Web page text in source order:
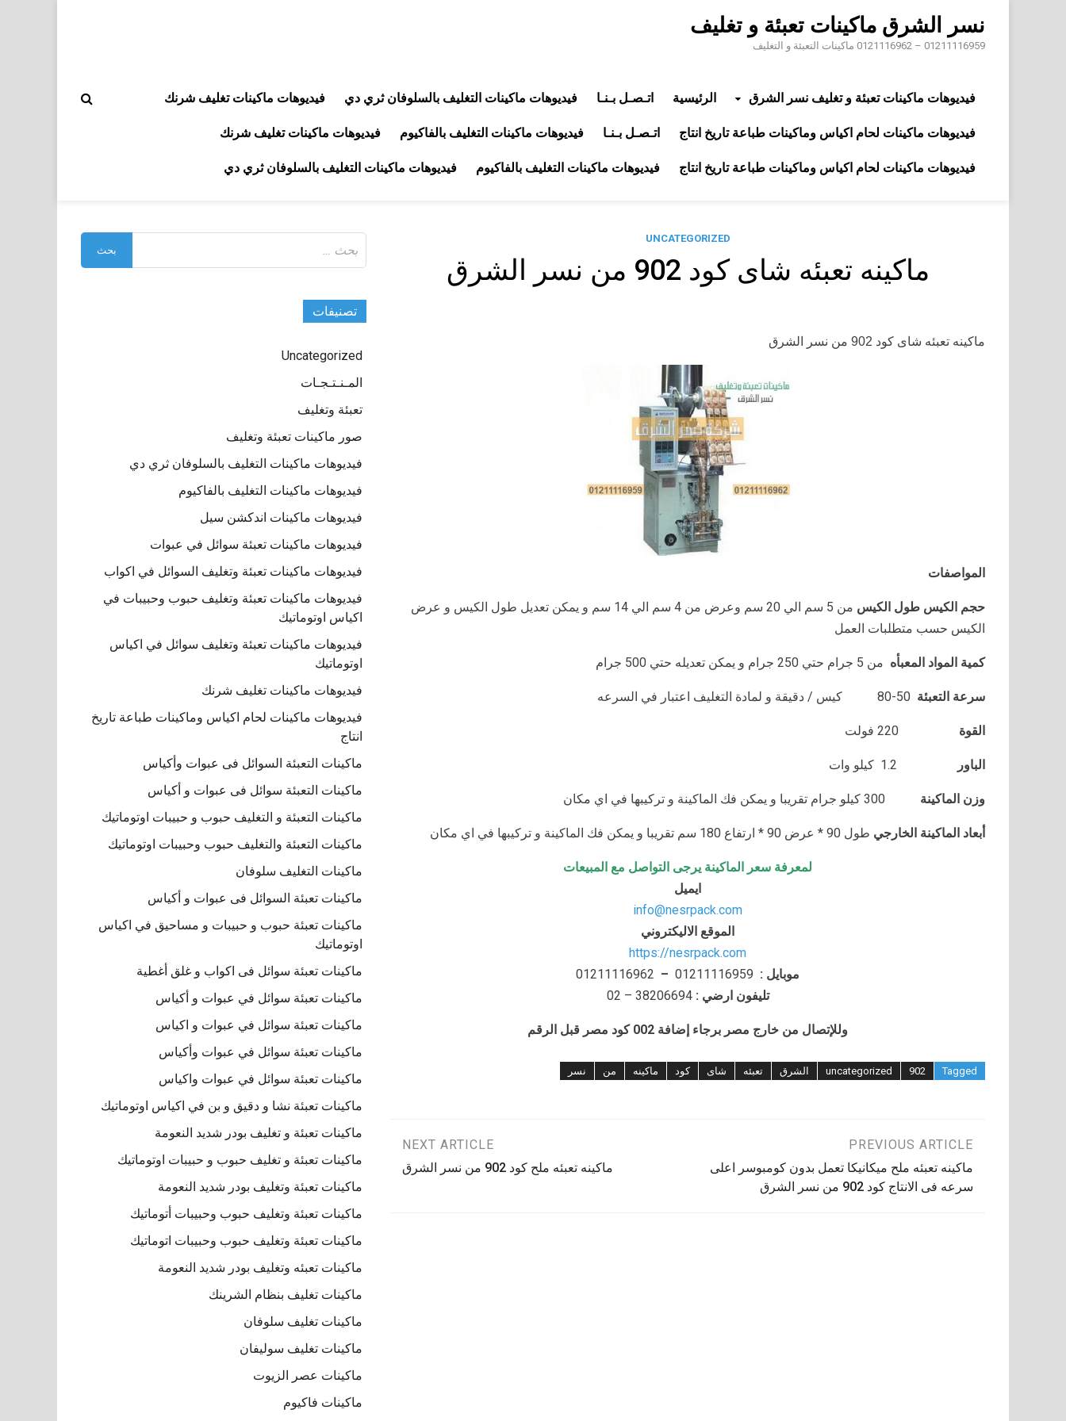
content
نسر الشرق ماكينات تعبئة و تغليف
01211116959 – 0121116962 ماكينات التعبئة و التغليف
فيديوهات ماكينات تعبئة و تغليف نسر الشرق الرئيسية اتـصـل بـنـا فيديوهات ماكينات التغليف بالسلوفان ثري دي فيديوهات ماكينات تغليف شرنك
فيديوهات ماكينات لحام اكياس وماكينات طباعة تاريخ انتاج اتـصـل بـنـا فيديوهات ماكينات التغليف بالفاكيوم فيديوهات ماكينات تغليف شرنك
فيديوهات ماكينات لحام اكياس وماكينات طباعة تاريخ انتاج فيديوهات ماكينات التغليف بالفاكيوم فيديوهات ماكينات التغليف بالسلوفان ثري دي
UNCATEGORIZED
ماكينه تعبئه شاى كود 902 من نسر الشرق
ماكينه تعبئه شاى كود 902 من نسر الشرق
المواصفات
حجم الكيس طول الكيس
من 5 سم الي 20 سم وعرض من 4 سم الي 14 سم و يمكن تعديل طول الكيس و عرض
الكيس حسب متطلبات العمل
كمية المواد المعبأه من 5 جرام حتي 250 جرام و يمكن تعديله حتي 500 جرام
سرعة التعبئة 80-50 كيس / دقيقة و لمادة التغليف اعتبار في السرعه
القوة
الباور
وزن الماكينة
أبعاد الماكينة الخارجي طول 90 * عرض 90 * ارتفاع 180 سم تقريبا و يمكن فك الماكينة و تركيبها في اي مكان
لمعرفة سعر الماكينة يرجى التواصل مع المبيعات
ايميل
info@nesrpack.com
الموقع الاليكتروني
https://nesrpack.com
موبايل :
01211116962 – 01211116959
تليفون ارضي :
– 38206694
02
وللإتصال من خارج مصر برجاء إضافة 002 كود مصر قبل الرقم
Tagged
902
uncategorized الشرق تعبئه شاى كود ماكينه من نسر
تصفّح
المقالات
PREVIOUS ARTICLE
ماكينه تعبئه ملح ميكانيكا تعمل بدون كومبوسر اعلى
سرعه فى الانتاج كود 902 من نسر الشرق
NEXT ARTICLE
ماكينه تعبئه ملح كود 902 من نسر الشرق
عن:
تصنيفات
Uncategorized
المـنـتـجـات
تعبئة وتغليف
صور ماكينات تعبئة وتغليف
فيديوهات ماكينات التغليف بالسلوفان ثري دي
فيديوهات ماكينات التغليف بالفاكيوم
فيديوهات ماكينات اندكشن سيل
فيديوهات ماكينات تعبئة سوائل في عبوات
فيديوهات ماكينات تعبئة وتغليف السوائل في اكواب
فيديوهات ماكينات تعبئة وتغليف حبوب وحبيبات في
اكياس اوتوماتيك
فيديوهات ماكينات تعبئة وتغليف سوائل في اكياس
اوتوماتيك
فيديوهات ماكينات تغليف شرنك
فيديوهات ماكينات لحام اكياس وماكينات طباعة تاريخ
انتاج
ماكينات التعبئة السوائل فى عبوات وأكياس
ماكينات التعبئة سوائل فى عبوات و أكياس
ماكينات التعبئة و التغليف حبوب و حبيبات اوتوماتيك
ماكينات التعبئة والتغليف حبوب وحبيبات اوتوماتيك
ماكينات التغليف سلوفان
ماكينات تعبئة السوائل فى عبوات و أكياس
ماكينات تعبئة حبوب و حبيبات و مساحيق في اكياس
اوتوماتيك
ماكينات تعبئة سوائل فى اكواب و غلق أغطية
ماكينات تعبئة سوائل في عبوات و أكياس
ماكينات تعبئة سوائل في عبوات و اكياس
ماكينات تعبئة سوائل في عبوات وأكياس
ماكينات تعبئة سوائل في عبوات واكياس
ماكينات تعبئة نشا و دقيق و بن في اكياس اوتوماتيك
ماكينات تعبئة و تغليف بودر شديد النعومة
ماكينات تعبئة و تغليف حبوب و حبيبات اوتوماتيك
ماكينات تعبئة وتغليف بودر شديد النعومة
ماكينات تعبئة وتغليف حبوب وحبيبات أتوماتيك
ماكينات تعبئة وتغليف حبوب وحبيبات اتوماتيك
ماكينات تعبئه وتغليف بودر شديد النعومة
ماكينات تغليف بنظام الشرينك
ماكينات تغليف سلوفان
ماكينات تغليف سوليفان
ماكينات عصر الزيوت
ماكينات فاكيوم